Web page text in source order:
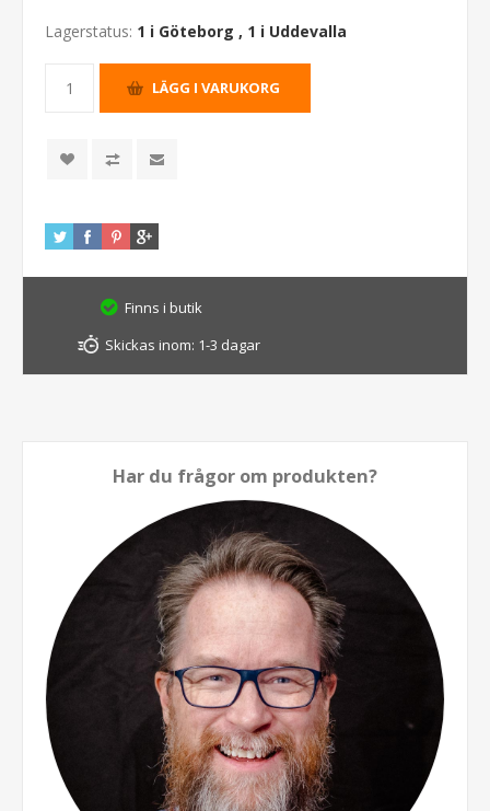
Lagerstatus: 1 i Göteborg , 1 i Uddevalla
Finns i butik
Skickas inom: 1-3 dagar
Har du frågor om produkten?